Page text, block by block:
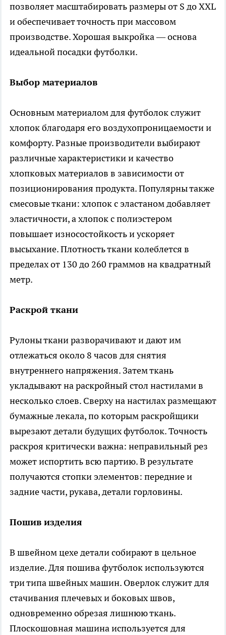
позволяет масштабировать размеры от S до XXL
и обеспечивает точность при массовом
производстве. Хорошая выкройка — основа
идеальной посадки футболки.
Выбор материалов
Основным материалом для футболок служит
хлопок благодаря его воздухопроницаемости и
комфорту. Разные производители выбирают
различные характеристики и качество
хлопковых материалов в зависимости от
позиционирования продукта. Популярны также
смесовые ткани: хлопок с эластаном добавляет
эластичности, а хлопок с полиэстером
повышает износостойкость и ускоряет
высыхание. Плотность ткани колеблется в
пределах от 130 до 260 граммов на квадратный
метр.
Раскрой ткани
Рулоны ткани разворачивают и дают им
отлежаться около 8 часов для снятия
внутреннего напряжения. Затем ткань
укладывают на раскройный стол настилами в
несколько слоев. Сверху на настилах размещают
бумажные лекала, по которым раскройщики
вырезают детали будущих футболок. Точность
раскроя критически важна: неправильный рез
может испортить всю партию. В результате
получаются стопки элементов: передние и
задние части, рукава, детали горловины.
Пошив изделия
В швейном цехе детали собирают в цельное
изделие. Для пошива футболок используются
три типа швейных машин. Оверлок служит для
стачивания плечевых и боковых швов,
одновременно обрезая лишнюю ткань.
Плоскошовная машина используется для